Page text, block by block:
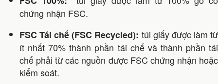
chứng nhận FSC.
FSC Tái chế (FSC Recycled): túi giấy được làm từ
ít nhất 70% thành phần tái chế và thành phần tái
chế phải từ các nguồn được FSC chứng nhận hoặc
kiểm soát.